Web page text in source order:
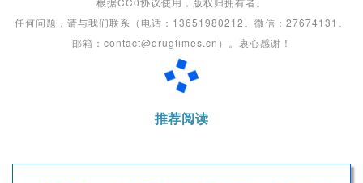
任何问题，请与我们联系（电话：13651980212。微信：27674131。
邮箱：contact@drugtimes.cn）。衷心感谢！
推荐阅读